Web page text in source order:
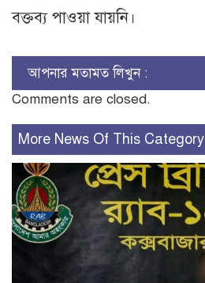
বক্তব্য পাওয়া যায়নি।
আপনার মতামত লিখুন :
Comments are closed.
More News Of This Category